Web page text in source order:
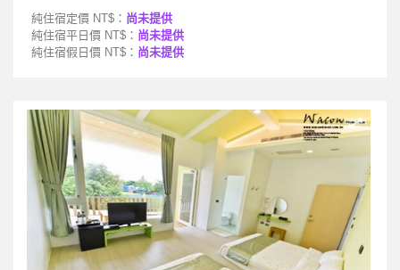
純住宿定價 NT$： 尚未提供
純住宿平日價 NT$： 尚未提供
純住宿假日價 NT$： 尚未提供